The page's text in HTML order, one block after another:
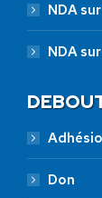
NDA
NDA
Don